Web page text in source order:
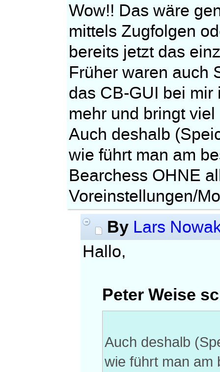
Wow!! Das wäre
mittels Zugfolgen
bereits jetzt das
Früher waren auch
das CB-GUI bei
mehr und bringt
Auch deshalb
wie führt man am
Bearchess OHNE
Voreinstellungen/
By Lars
Hallo,
Peter Weise
Auch deshalb
wie führt man am